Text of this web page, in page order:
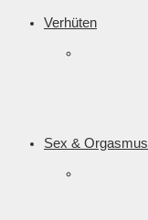
Verhüten
Sex & Orgasmus